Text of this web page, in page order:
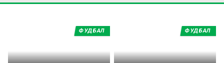
ФУДБАЛ ФУДБАЛ